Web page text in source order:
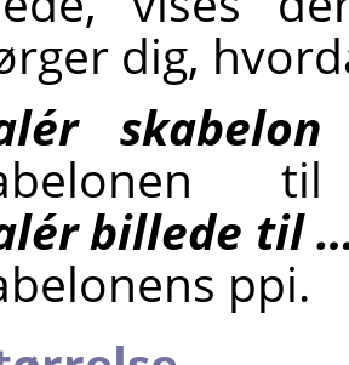
dig,
billede til
ppi.